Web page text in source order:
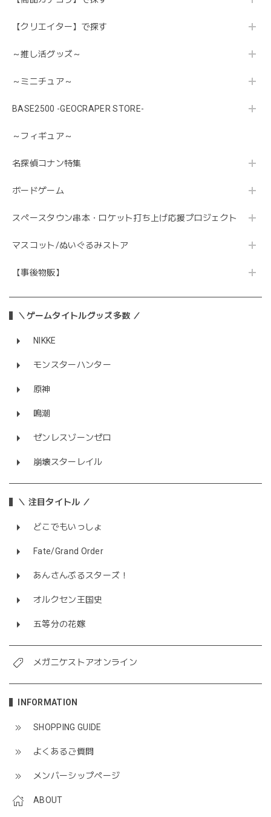
【クリエイター】で探す
～推し活グッズ～
～ミニチュア～
BASE2500 -GEOCRAPER STORE-
～フィギュア～
名探偵コナン特集
ボードゲーム
スペースタウン串本・ロケット打ち上げ応援プロジェクト
マスコット/ぬいぐるみストア
【事後物販】
＼ゲームタイトルグッズ多数 ／
NIKKE
モンスターハンター
原神
鳴潮
ゼンレスゾーンゼロ
崩壊スターレイル
＼ 注目タイトル ／
どこでもいっしょ
Fate/Grand Order
あんさんぶるスターズ！
オルクセン王国史
五等分の花嫁
メガニケストアオンライン
INFORMATION
SHOPPING GUIDE
よくあるご質問
メンバーシップページ
ABOUT